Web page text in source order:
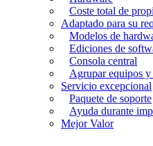
Coste total de
Adaptado para su
Modelos de
Ediciones de
Consola central
Agrupar equipos y
Servicio excepcional
Paquete de soporte
Ayuda durante
Mejor Valor